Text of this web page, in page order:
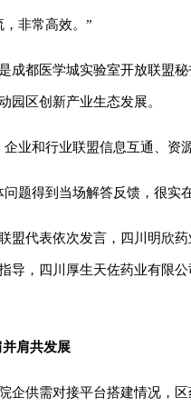
非常高效。”
成都医学城实验室开放联盟
园区创新产业生态发展。
业和行业联盟信息互通、资
题得到当场解答反馈，很实
盟代表依次发言，四川明欣
导，四川厚生天佐药业有
肩共发展
企供需对接平台搭建情况，